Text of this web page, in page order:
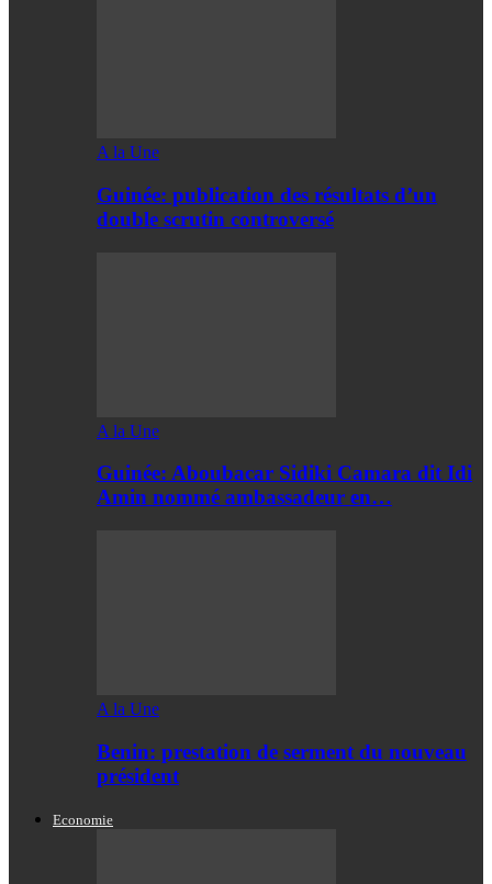
A la Une
Guinée: publication des résultats d’un
double scrutin controversé
A la Une
Guinée: Aboubacar Sidiki Camara dit Idi
Amin nommé ambassadeur en…
A la Une
Benin: prestation de serment du nouveau
président
Economie